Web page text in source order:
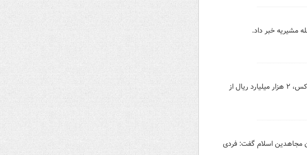
مشیریه خبر داد.
فرمانده انتظامی استان فارس از دستگیری ۲ برادر خبر داد که با شگرد فروش خودروهای لوکس، ۲ هزار میلیارد ریال از
مجاهدین اسلام گفت: فردی